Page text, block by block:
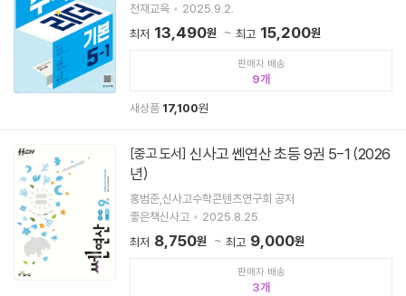
천재교육
2025.9.2.
최저 13,490원 최고 15,200원
판매자 배송
9
새상품 17,100원
[중고 도서] 신사고 쎈연산 초등 9권 5-1 (2026
년)
홍범준,신사고수학콘텐츠연구회 공저
좋은책신사고
2025.8.25.
최저 8,750원 최고 9,000원
판매자 배송
3